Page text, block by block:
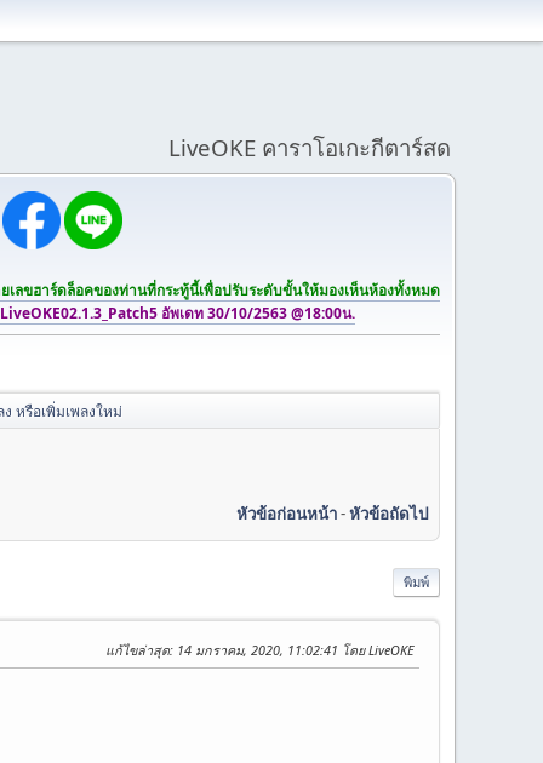
LiveOKE คาราโอเกะกีตาร์สด
เลขฮาร์ดล็อคของท่านที่กระทู้นี้เพื่อปรับระดับขั้นให้มองเห็นห้องทั้งหมด
อัพเดท 30/10/2563 @18:00น.
หรือเพิ่มเพลงใหม่
หัวข้อก่อนหน้า-หัวข้อถัดไป
พิมพ์
แก้ไขล่าสุด: 14 มกราคม, 2020, 11:02:41 โดย LiveOKE